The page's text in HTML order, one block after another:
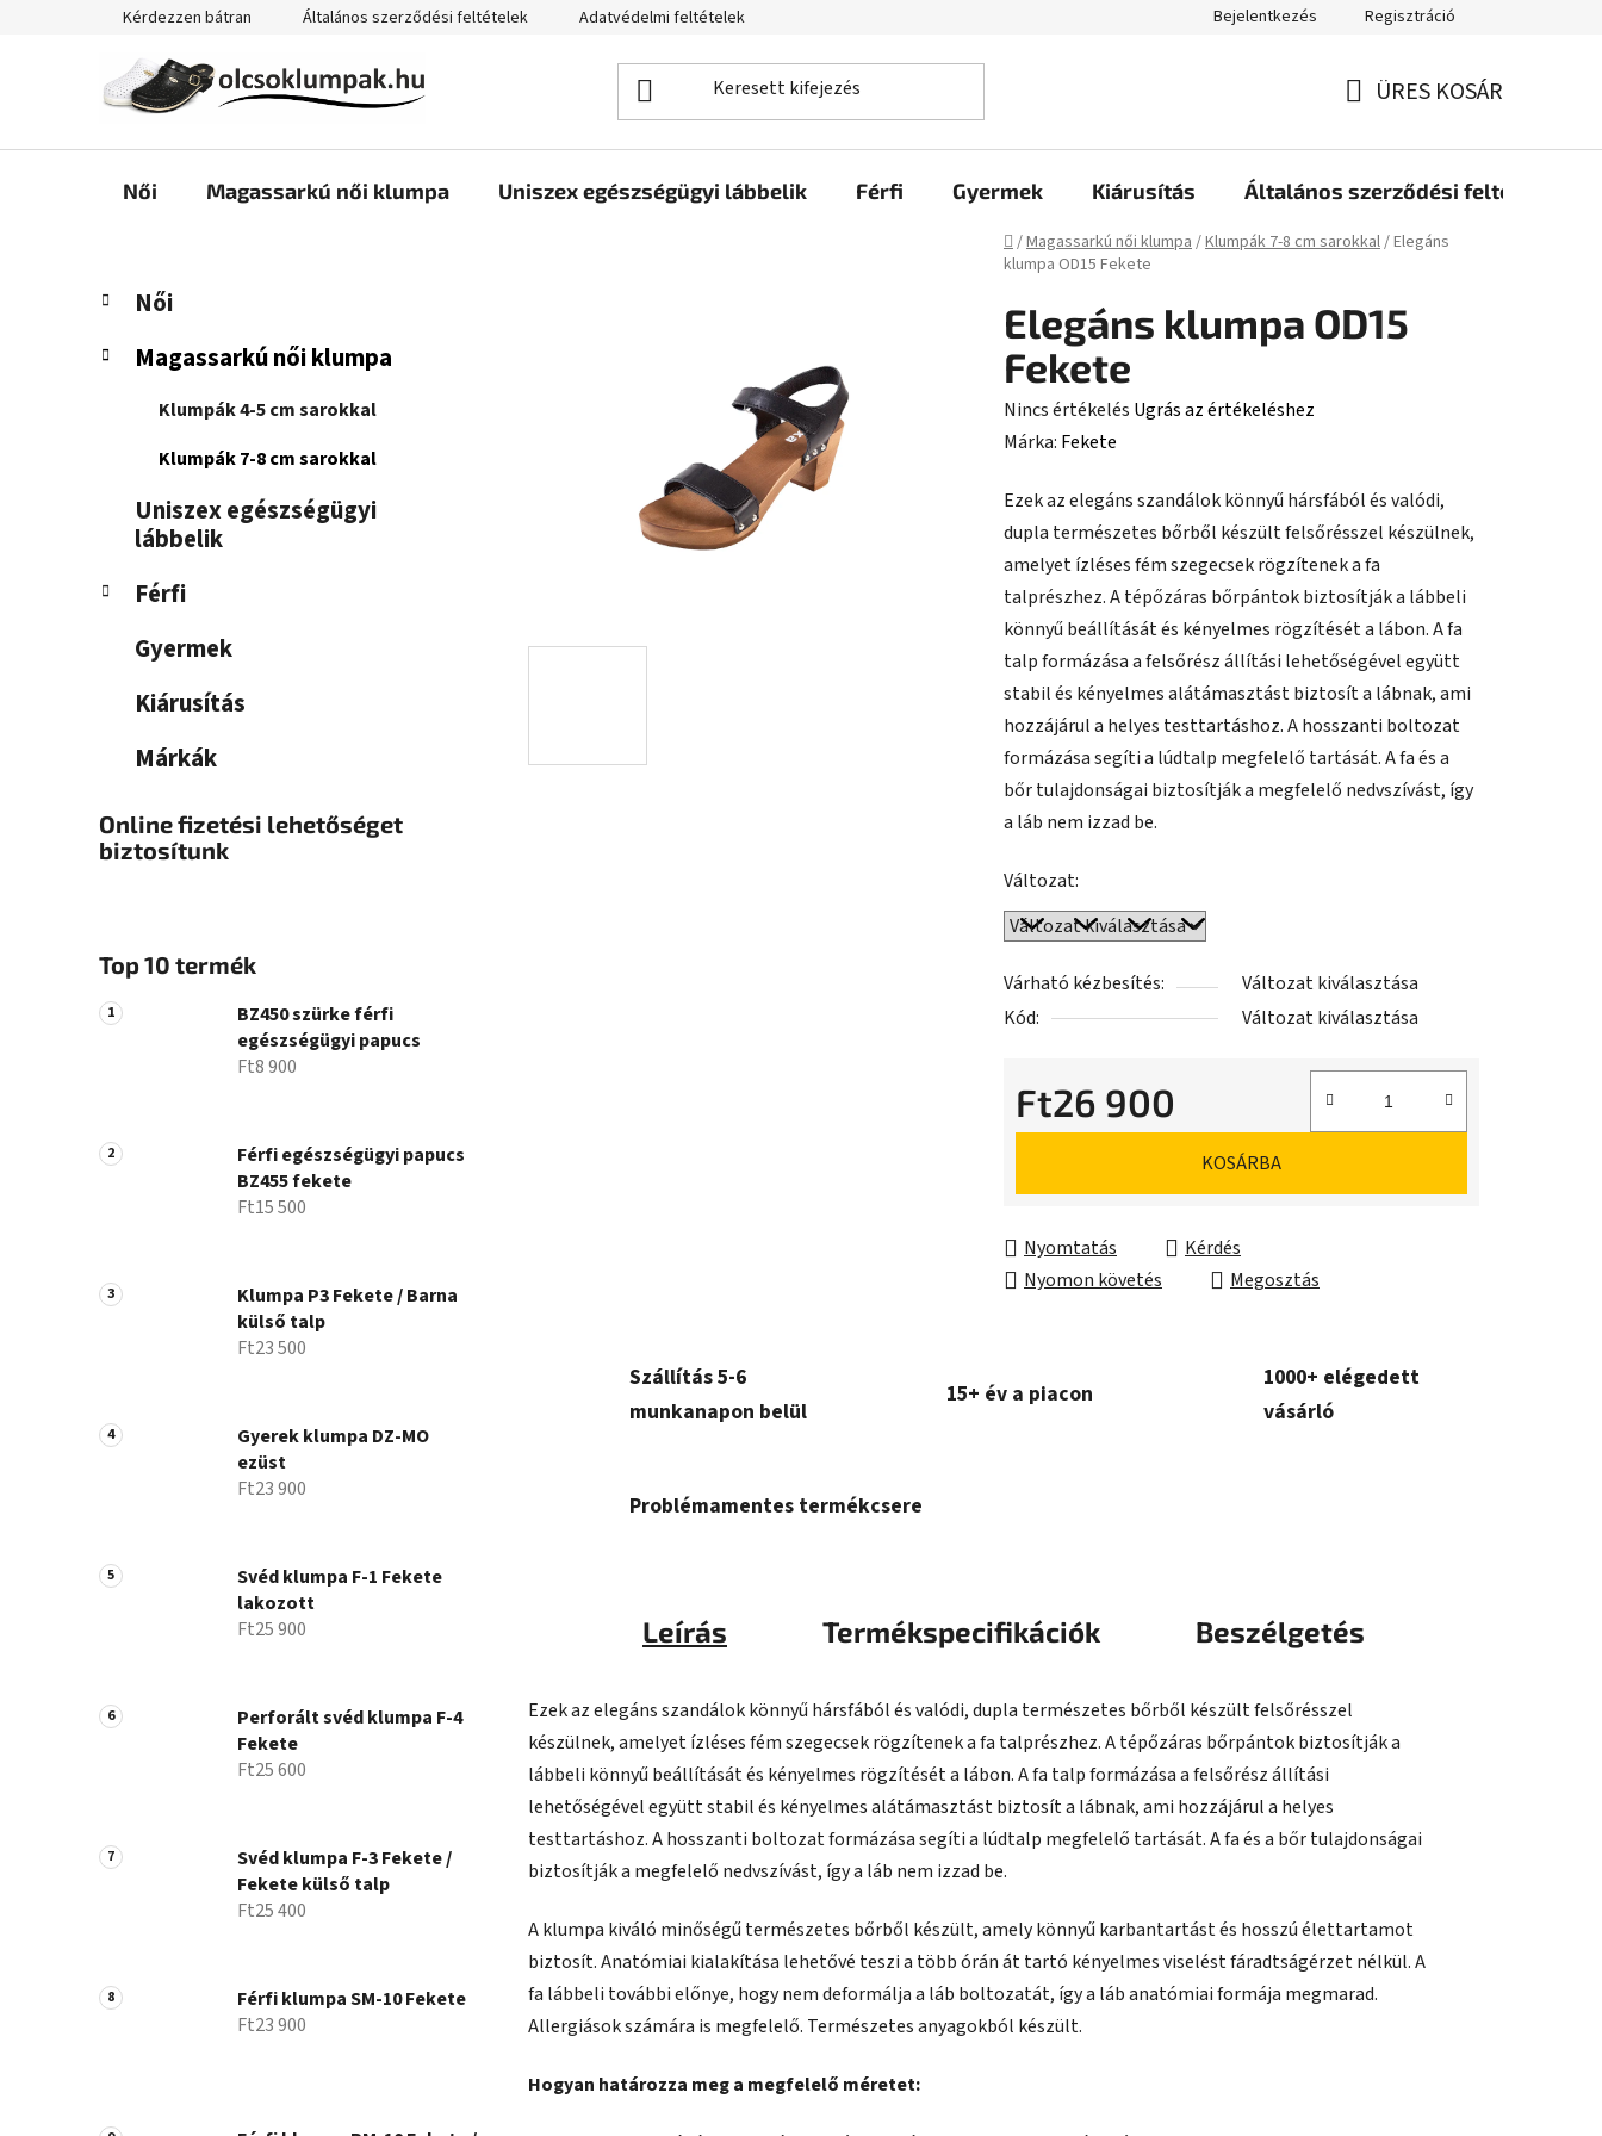
tartalomhoz
Kérdezzen bátran Általános szerződési feltételek Adatvédelmi feltételek Bejelentkezés Regisztráció
ÜRES KOSÁR
Női Magassarkú női klumpa Uniszex egészségügyi lábbelik Férfi Gyermek Kiárusítás Általános szerződési feltételek
Kezdőlap
/Magassarkú női klumpa/Klumpák 7-8 cm sarokkal/Elegáns
klumpa OD15 Fekete
O
d
e
Kategóriák
átugrása
K
a
t
e
Női
Magassarkú női klumpa
Klumpák 4-5 cm sarokkal
Klumpák 7-8 cm sarokkal
Uniszex egészségügyi
lábbelik
Férfi
Gyermek
Kiárusítás
Márkák
Online fizetési lehetőséget
biztosítunk
Top 10 termék
BZ450 szürke férfi
egészségügyi papucs
Ft8 900
Férfi egészségügyi papucs
BZ455 fekete
Ft15 500
Klumpa P3 Fekete / Barna
külső talp
Ft23 500
Gyerek klumpa DZ-MO
ezüst
Ft23 900
Svéd klumpa F-1 Fekete
lakozott
Ft25 900
Perforált svéd klumpa F-4
Fekete
Ft25 600
Svéd klumpa F-3 Fekete /
Fekete külső talp
Ft25 400
Férfi klumpa SM-10 Fekete
Ft23 900
Elegáns klumpa OD15
Fekete
A
termék
értékelése
5-
ből
0,0
csillag.
Nincs értékelés Ugrás az értékeléshez
Márka: Fekete
Ezek az elegáns szandálok könnyű hársfából és valódi,
dupla természetes bőrből készült felsőrésszel készülnek,
amelyet ízléses fém szegecsek rögzítenek a fa
talprészhez. A tépőzáras bőrpántok biztosítják a lábbeli
könnyű beállítását és kényelmes rögzítését a lábon. A fa
talp formázása a felsőrész állítási lehetőségével együtt
stabil és kényelmes alátámasztást biztosít a lábnak, ami
hozzájárul a helyes testtartáshoz. A hosszanti boltozat
formázása segíti a lúdtalp megfelelő tartását. A fa és a
bőr tulajdonságai biztosítják a megfelelő nedvszívást, így
a láb nem izzad be.
Változat:
Várható kézbesítés:
Változat kiválasztása
Kód:
Változat kiválasztása
Ft26 900
Egységár:
KOSÁRBA
Nyomtatás
Kérdés
Nyomon követés
Megosztás
Szállítás 5-6
munkanapon belül
15+ év a piacon
1000+ elégedett
vásárló
Problémamentes termékcsere
Leírás Termékspecifikációk Beszélgetés
Ezek az elegáns szandálok könnyű hársfából és valódi, dupla természetes bőrből készült felsőrésszel
készülnek, amelyet ízléses fém szegecsek rögzítenek a fa talprészhez. A tépőzáras bőrpántok biztosítják a
lábbeli könnyű beállítását és kényelmes rögzítését a lábon. A fa talp formázása a felsőrész állítási
lehetőségével együtt stabil és kényelmes alátámasztást biztosít a lábnak, ami hozzájárul a helyes
testtartáshoz. A hosszanti boltozat formázása segíti a lúdtalp megfelelő tartását. A fa és a bőr tulajdonságai
biztosítják a megfelelő nedvszívást, így a láb nem izzad be.
A klumpa kiváló minőségű természetes bőrből készült, amely könnyű karbantartást és hosszú élettartamot
biztosít. Anatómiai kialakítása lehetővé teszi a több órán át tartó kényelmes viselést fáradtságérzet nélkül. A
fa lábbeli további előnye, hogy nem deformálja a láb boltozatát, így a láb anatómiai formája megmarad.
Allergiások számára is megfelelő. Természetes anyagokból készült.
Hogyan határozza meg a megfelelő méretet: